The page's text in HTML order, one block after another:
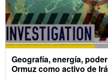
Geografía, energía,
Ormuz como activo de